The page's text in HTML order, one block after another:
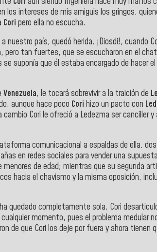
los intereses de mis amiguis los gringos,
Cori pero ella no escucha.
nuestro país, quedó herida. ¡Diosdi!, cuando
pero tan fuertes, que se escucharon en el
suponía que él estaba encargado de hacer
Venezuela, le tocará sobrevivir a la traición de
aunque hace poco Cori hizo un pacto con
Cori le ofreció a Ledezma ser canciller y
comunicacional a espaldas de ella,
en redes sociales para vender una
de edad; mientras que su segunda
hacia el chavismo y la misma oposición,
quedado completamente sola. Cori
momento, pues el problema medular
de que Cori los deje por fuera y ahora tienen